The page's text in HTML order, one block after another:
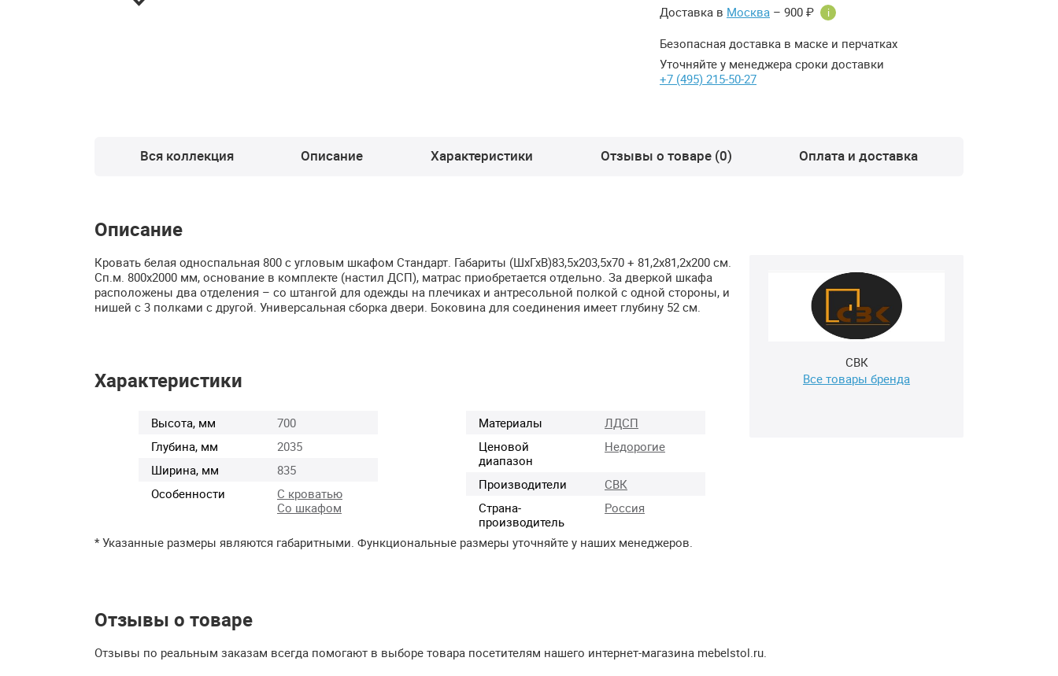
Доставка в Москва – 900 ₽ i
Безопасная доставка в маске и перчатках
Уточняйте у менеджера сроки доставки
+7 (495) 215-50-27
Вся коллекция Описание Характеристики Отзывы о товаре (0) Оплата и доставка
Описание
СВК
Все товары бренда
Кровать белая односпальная 800 с угловым шкафом Стандарт. Габариты (ШхГхВ)83,5х203,5х70 + 81,2х81,2х200 см.
Сп.м. 800х2000 мм, основание в комплекте (настил ДСП), матрас приобретается отдельно. За дверкой шкафа
расположены два отделения – со штангой для одежды на плечиках и антресольной полкой с одной стороны, и
нишей с 3 полками с другой. Универсальная сборка двери. Боковина для соединения имеет глубину 52 см.
Характеристики
Высота, мм
700
Глубина, мм
2035
Ширина, мм
835
Особенности
С кроватью
Со шкафом
Материалы
ЛДСП
Ценовой
диапазон
Недорогие
Производители
СВК
Страна-
производитель
Россия
* Указанные размеры являются габаритными. Функциональные размеры уточняйте у наших менеджеров.
Отзывы о товаре
Отзывы по реальным заказам всегда помогают в выборе товара посетителям нашего интернет-магазина mebelstol.ru.